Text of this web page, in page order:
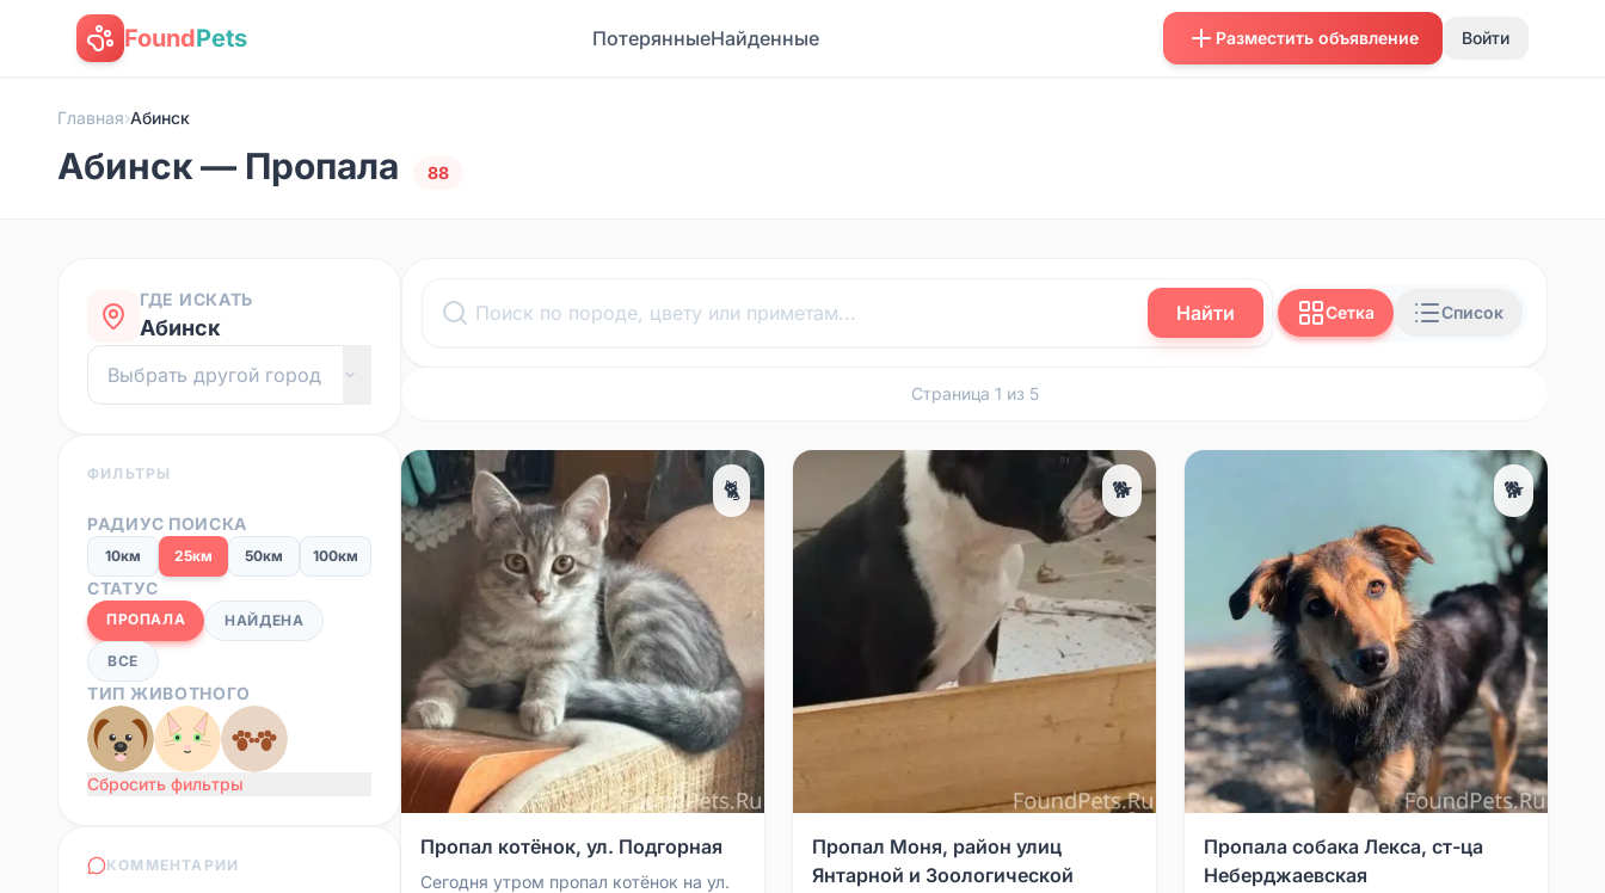
FoundPets ПотерянныеНайденные Разместить объявление Войти
Главная›Абинск
Абинск — Пропала 88
ГДЕ ИСКАТЬ
Абинск
ФИЛЬТРЫ
РАДИУС ПОИСКА
10км 25км 50км 100км
СТАТУС
ПРОПАЛА НАЙДЕНА
ВСЕ
ТИП ЖИВОТНОГО
Сбросить фильтры
КОММЕНТАРИИ
Найти Сетка Список
Страница 1 из 5
🐈
Пропал котёнок, ул. Подгорная
Сегодня утром пропал котёнок на ул.
🐕
Пропал Моня, район улиц
Янтарной и Зоологической
🐕
Пропала собака Лекса, ст-ца
Неберджаевская